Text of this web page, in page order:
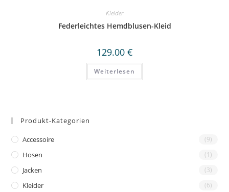
Kleider
Federleichtes Hemdblusen-Kleid
129.00 €
Weiterlesen
Produkt-Kategorien
Accessoire (9)
Hosen (1)
Jacken (3)
Kleider (6)